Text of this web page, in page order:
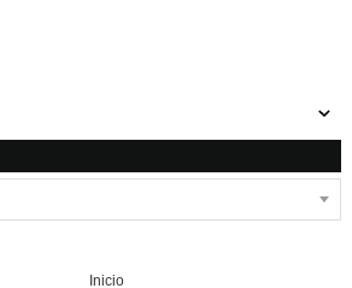
Inicio